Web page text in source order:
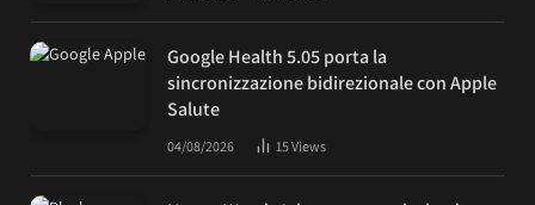
Google Health 5.05 porta la
sincronizzazione bidirezionale con Apple
Salute
04/08/2026 15Views